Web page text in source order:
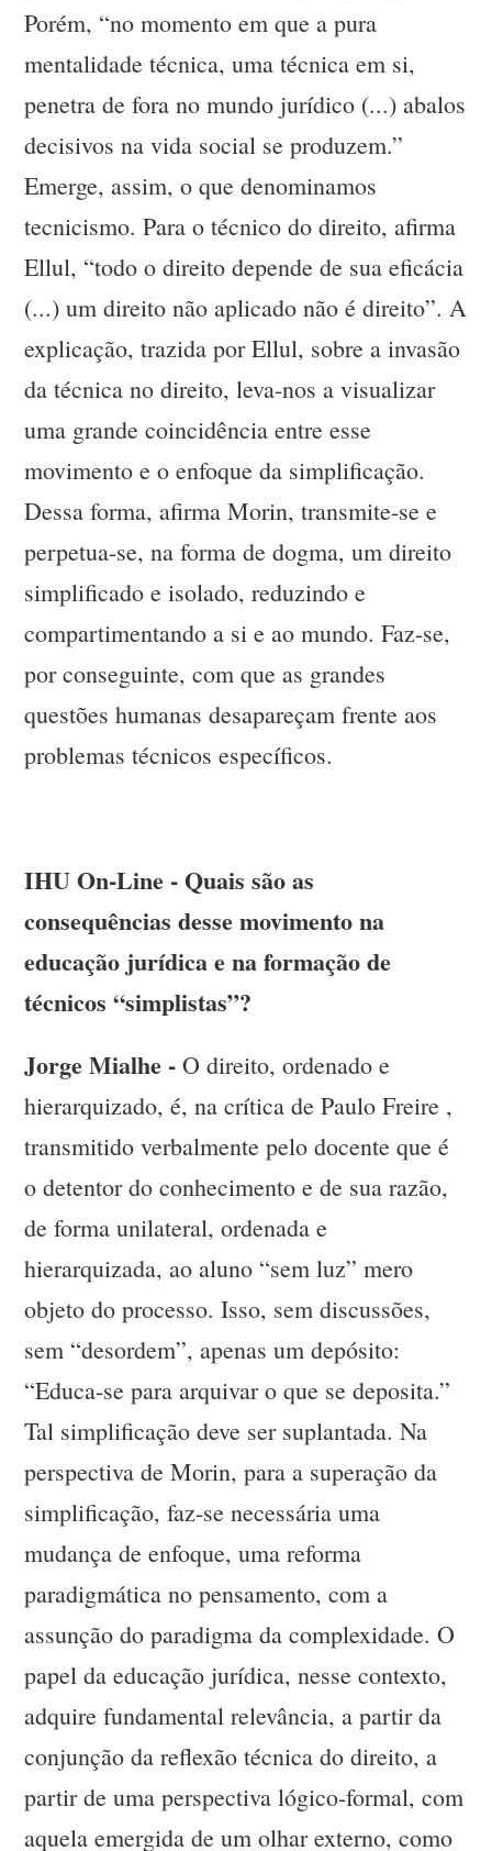
Porém, “no momento em que a pura
mentalidade técnica, uma técnica em si,
penetra de fora no mundo jurídico (...) abalos
decisivos na vida social se produzem.”
Emerge, assim, o que denominamos
tecnicismo. Para o técnico do direito, afirma
Ellul, “todo o direito depende de sua eficácia
(...) um direito não aplicado não é direito”. A
explicação, trazida por Ellul, sobre a invasão
da técnica no direito, leva-nos a visualizar
uma grande coincidência entre esse
movimento e o enfoque da simplificação.
Dessa forma, afirma Morin, transmite-se e
perpetua-se, na forma de dogma, um direito
simplificado e isolado, reduzindo e
compartimentando a si e ao mundo. Faz-se,
por conseguinte, com que as grandes
questões humanas desapareçam frente aos
problemas técnicos específicos.
IHU On-Line - Quais são as
consequências desse movimento na
educação jurídica e na formação de
técnicos “simplistas”?
Jorge Mialhe - O direito, ordenado e
hierarquizado, é, na crítica de Paulo Freire ,
transmitido verbalmente pelo docente que é
o detentor do conhecimento e de sua razão,
de forma unilateral, ordenada e
hierarquizada, ao aluno “sem luz” mero
objeto do processo. Isso, sem discussões,
sem “desordem”, apenas um depósito:
“Educa-se para arquivar o que se deposita.”
Tal simplificação deve ser suplantada. Na
perspectiva de Morin, para a superação da
simplificação, faz-se necessária uma
mudança de enfoque, uma reforma
paradigmática no pensamento, com a
assunção do paradigma da complexidade. O
papel da educação jurídica, nesse contexto,
adquire fundamental relevância, a partir da
conjunção da reflexão técnica do direito, a
partir de uma perspectiva lógico-formal, com
aquela emergida de um olhar externo, como